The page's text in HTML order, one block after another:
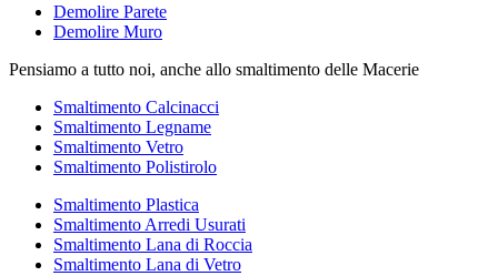
Demolire Parete
Demolire Muro
Pensiamo a tutto noi, anche allo smaltimento delle Macerie
Smaltimento Calcinacci
Smaltimento Legname
Smaltimento Vetro
Smaltimento Polistirolo
Smaltimento Plastica
Smaltimento Arredi Usurati
Smaltimento Lana di Roccia
Smaltimento Lana di Vetro